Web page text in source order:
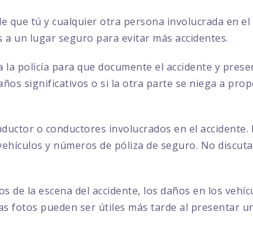
que tú y cualquier otra persona involucrada en el
un lugar seguro para evitar más accidentes.
la policía para que documente el accidente y
significativos o si la otra parte se niega a
o conductores involucrados en el accidente.
y números de póliza de seguro. No
la escena del accidente, los daños en los
fotos pueden ser útiles más tarde al presentar